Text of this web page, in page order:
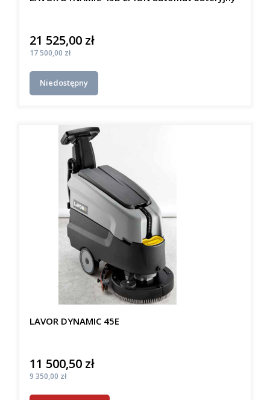
Cena
21 525,00 zł
Cena
17 500,00 zł
Niedostępny
LAVOR DYNAMIC 45E
Cena
11 500,50 zł
Cena
9 350,00 zł